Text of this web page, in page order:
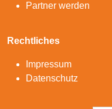
Partner werden
Rechtliches
Impressum
Datenschutz